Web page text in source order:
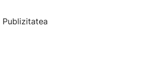
Publizitatea